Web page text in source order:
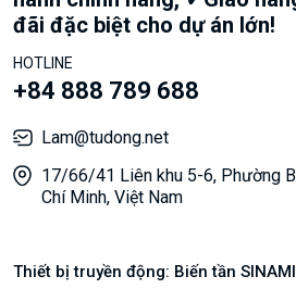
đãi đặc biệt cho dự án lớn!
HOTLINE
+84 888 789 688
Lam@tudong.net
17/66/41 Liên khu 5-6, Phường
Chí Minh, Việt Nam
Thiết bị truyền động: Biến tần